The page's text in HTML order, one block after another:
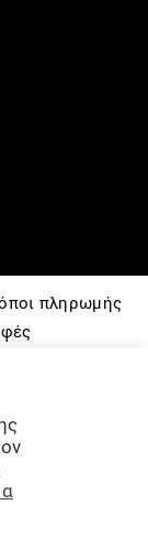
πληρωμής
Δράσεις